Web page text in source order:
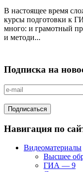
В настоящее время
курсы подготовки к
много: и грамотный
и методи...
Подписка на
Навигация по
Видеоматериалы
Высшее
ГИА — 9